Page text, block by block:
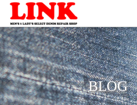
BLOG